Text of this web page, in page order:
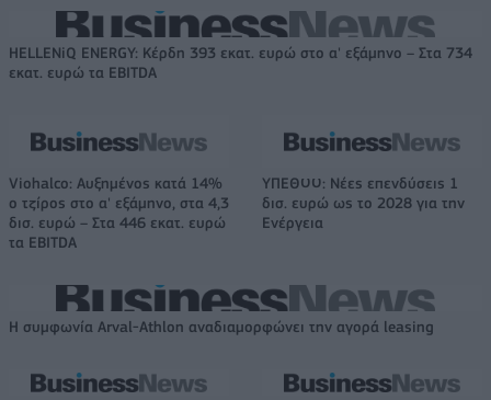
HELLENiQ ENERGY: Κέρδη 393 εκατ. ευρώ στο α' εξάμηνο – Στα 734
εκατ. ευρώ τα EBITDA
Viohalco: Αυξημένος κατά 14%
ο τζίρος στο α' εξάμηνο, στα 4,3
δισ. ευρώ – Στα 446 εκατ. ευρώ
τα EBITDA
ΥΠΕΘΟΟ: Νέες επενδύσεις 1
δισ. ευρώ ως το 2028 για την
Ενέργεια
Η συμφωνία Arval-Athlon αναδιαμορφώνει την αγορά leasing